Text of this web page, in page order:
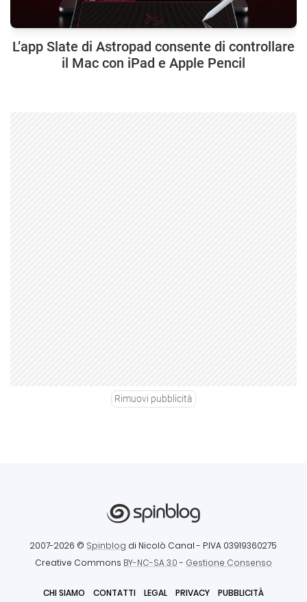
L’app Slate di Astropad consente di controllare
il Mac con iPad e Apple Pencil
Rimuovi pubblicità
2007-2026 © Spinblog di Nicolò Canal - P.IVA 03919360275
Creative Commons BY-NC-SA 3.0- Gestione Consenso
CHI SIAMO CONTATTI LEGAL PRIVACY PUBBLICITÀ